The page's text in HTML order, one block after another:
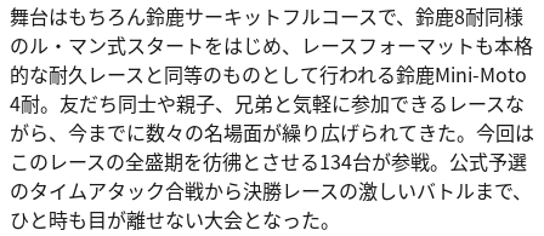
舞台はもちろん鈴鹿サーキットフルコースで、鈴鹿8耐同様
のル・マン式スタートをはじめ、レースフォーマットも本格
的な耐久レースと同等のものとして行われる鈴鹿Mini-Moto
4耐。友だち同士や親子、兄弟と気軽に参加できるレースな
がら、今までに数々の名場面が繰り広げられてきた。今回は
このレースの全盛期を彷彿とさせる134台が参戦。公式予選
のタイムアタック合戦から決勝レースの激しいバトルまで、
ひと時も目が離せない大会となった。